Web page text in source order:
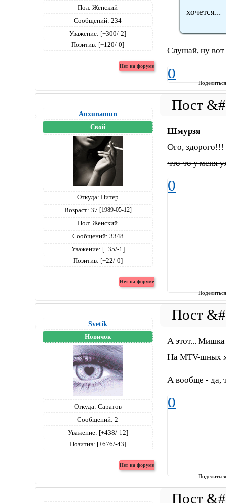
Пол: Женский
Сообщений: 234
Уважение: [+300/-2]
Позитив: [+120/-0]
хочется...
Слушай, ну вот
0
Anxunamun
Свой
Откуда: Питер
Возраст: 37 [1989-05-12]
Пол: Женский
Сообщений: 3348
Уважение: [+35/-1]
Позитив: [+22/-0]
Шмурзя
Ого,
что-то у меня
0
Svetik
Новичок
Откуда: Саратов
Сообщений: 2
Уважение: [+438/-12]
Позитив: [+676/-43]
А этот... Мишка
На МTV-шных
А вообще - да,
0